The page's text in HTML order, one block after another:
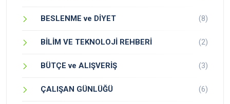
BESLENME ve DİYET (8)
BİLİM VE TEKNOLOJİ REHBERİ (2)
BÜTÇE ve ALIŞVERİŞ (3)
ÇALIŞAN GÜNLÜĞÜ (6)